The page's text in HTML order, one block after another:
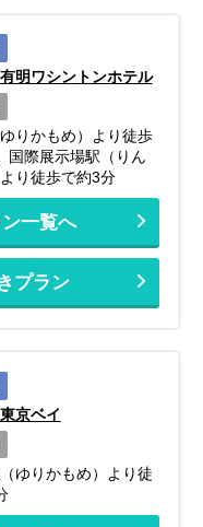
明ワシントンホテル
りかもめ）より徒歩
国際展示場駅（りん
り徒歩で約3分
一覧へ
プラン
京ベイ
ゆりかもめ）より徒